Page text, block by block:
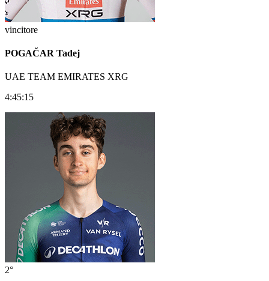
vincitore
POGAČAR Tadej
UAE TEAM EMIRATES XRG
4:45:15
2°